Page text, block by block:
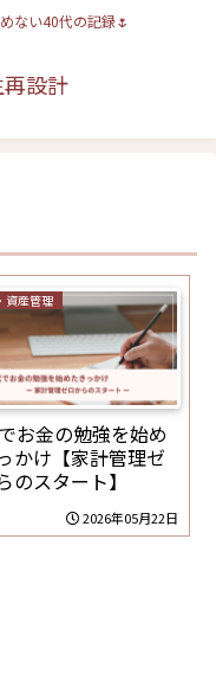
ない40代の記録🌷
設計
資産管理
お金の勉強を始め
かけ【家計管理ゼ
のスタート】
2026年05月22日